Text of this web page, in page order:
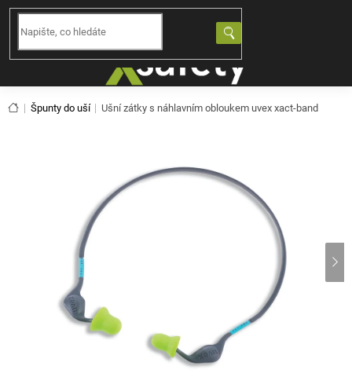
Přejít
obsah
Domů
Špunty do uší Ušní zátky s náhlavním obloukem uvex xact-band